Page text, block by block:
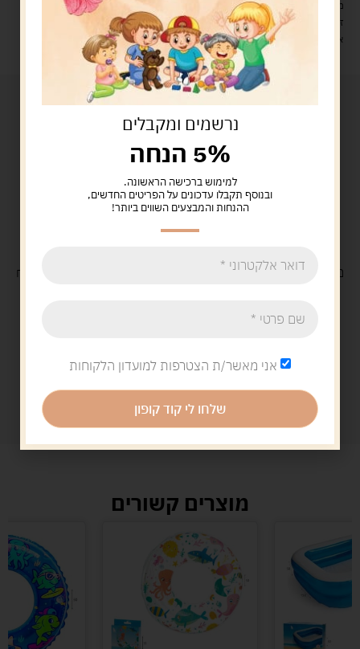
משלוח עם שליח עד הבית: 29 ש"ח
זמן אספקה: עד 4 ימי עסקים.
איסוף עצמי: מ"ביתר טויס" רחוב בניין דוד 18, ביתר עילית.
משלוח חינםבקנייה מעל 329 ש"ח
מוצרים קשורים
נרשמים ומקבלים
5% הנחה
למימוש ברכישה הראשונה.
ובנוסף תקבלו עדכונים על הפריטים החדשים,
ההנחות והמבצעים השווים ביותר!
אני מאשר/ת הצטרפות למועדון הלקוחות
שלחו לי קוד קופון